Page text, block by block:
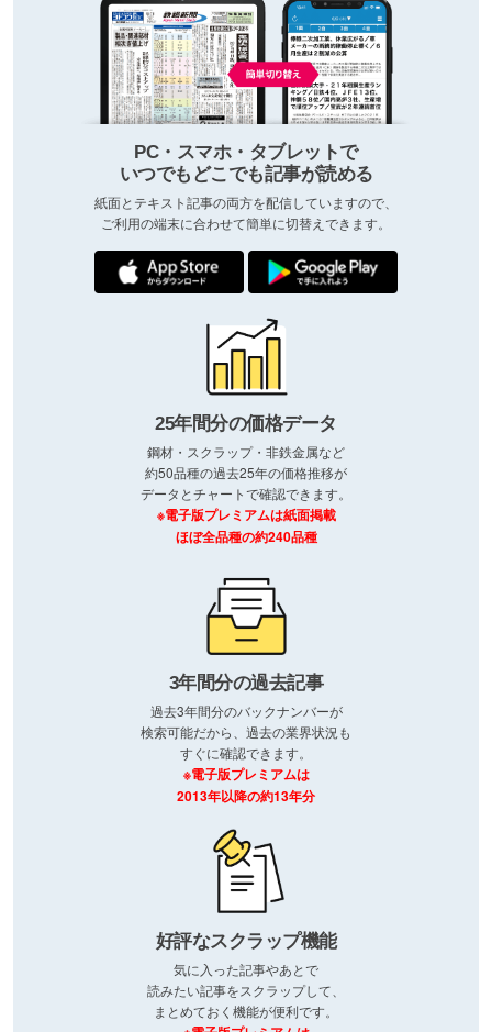
PC・スマホ・タブレットで
いつでもどこでも記事が読める
紙面とテキスト記事の両方を配信していますので、
ご利用の端末に合わせて簡単に切替えできます。
25年間分の価格データ
鋼材・スクラップ・非鉄金属など
約50品種の過去25年の価格推移が
データとチャートで確認できます。
※電子版プレミアムは紙面掲載
ほぼ全品種の約240品種
3年間分の過去記事
過去3年間分のバックナンバーが
検索可能だから、過去の業界状況も
すぐに確認できます。
※電子版プレミアムは
2013年以降の約13年分
好評なスクラップ機能
気に入った記事やあとで
読みたい記事をスクラップして、
まとめておく機能が便利です。